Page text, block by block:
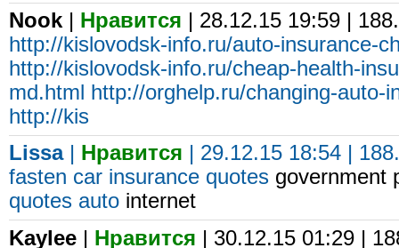
Nook
Нравится | 28.12.15 19:59 |
http://kislovodsk-info.ru/auto-insurance-
http://kislovodsk-info.ru/cheap-health-
md.html
http://orghelp.ru/changing-auto-
http://kis
Lissa| Нравится | 29.12.15 18:54 |
fasten car insurance quotes government
quotes auto internet
Kaylee | Нравится | 30.12.15 01:29 |